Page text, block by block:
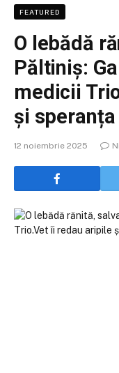
FEATURED
O lebădă
Păltiniș:
medicii
și speranța
12 noiembrie 2025